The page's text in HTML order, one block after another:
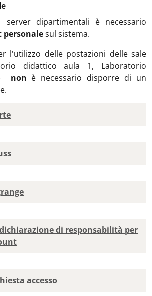
server dipartimentali è necessario
personalesul sistema.
l'utilizzo delle postazioni delle sale
didattico aula 1, Laboratorio
non è necessario disporre di un
di responsabilità per
accesso